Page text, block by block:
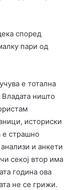
според
пари од
е тотална
Владата ништо
историски
е страшно
и анкети
секој втор има
година ова
не се грижи.